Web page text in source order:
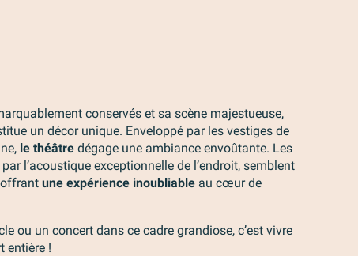
conservés et sa scène majestueuse,
un décor unique. Enveloppé par les vestiges de
le théâtre dégage une ambiance envoûtante. Les
l’acoustique exceptionnelle de l’endroit, semblent
une expérience inoubliable au cœur de
ou un concert dans ce cadre grandiose, c’est vivre
entière !